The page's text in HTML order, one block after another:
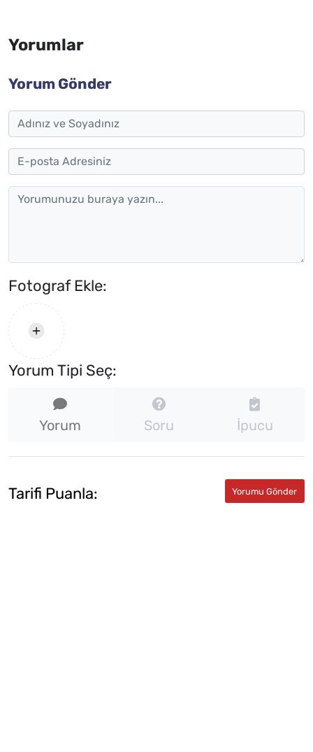
Yorumlar
Yorum Gönder
Fotograf Ekle:
Yorum Tipi Seç:
Yorum Soru İpucu
Tarifi Puanla: